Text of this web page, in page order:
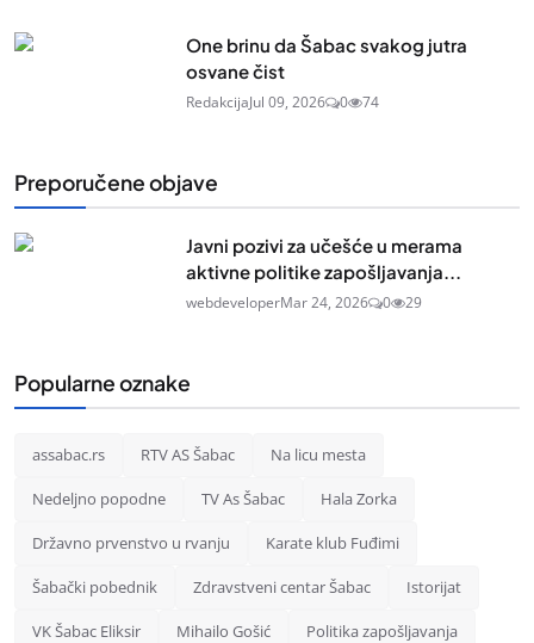
One brinu da Šabac svakog jutra
osvane čist
RedakcijaJul 09, 2026 0 74
Preporučene objave
Javni pozivi za učešće u merama
aktivne politike zapošljavanja...
webdeveloperMar 24, 2026 0 29
Popularne oznake
assabac.rs RTV AS Šabac Na licu mesta
Nedeljno popodne TV As Šabac Hala Zorka
Državno prvenstvo u rvanju Karate klub Fuđimi
Šabački pobednik Zdravstveni centar Šabac Istorijat
VK Šabac Eliksir Mihailo Gošić Politika zapošljavanja